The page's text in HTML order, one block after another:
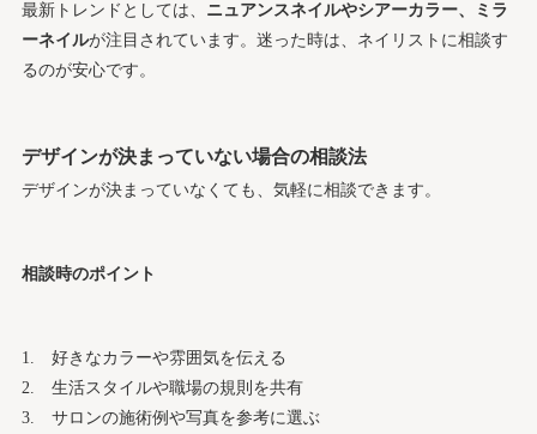
最新トレンドとしては、 ニュアンスネイルやシアーカラー、ミラ
ーネイルが注目されています。迷った時は、ネイリストに相談す
るのが安心です。
デザインが決まっていない場合の相談法
デザインが決まっていなくても、気軽に相談できます。
相談時のポイント
好きなカラーや雰囲気を伝える
生活スタイルや職場の規則を共有
サロンの施術例や写真を参考に選ぶ